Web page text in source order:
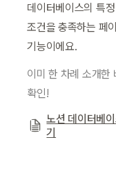
데이터베이스의 특
조건을 충족하는 페
기능이에요.
이미 한 차례 소개한
확인!
노션 데이터베
기